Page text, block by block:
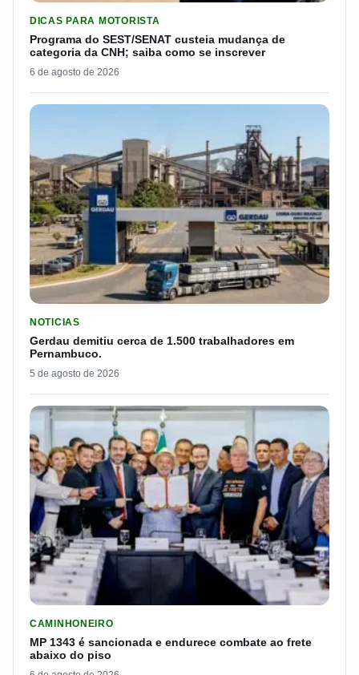
DICAS PARA MOTORISTA
Programa do SEST/SENAT custeia mudança de
categoria da CNH; saiba como se inscrever
6 de agosto de 2026
NOTICIAS
Gerdau demitiu cerca de 1.500 trabalhadores em
Pernambuco.
5 de agosto de 2026
CAMINHONEIRO
MP 1343 é sancionada e endurece combate ao frete
abaixo do piso